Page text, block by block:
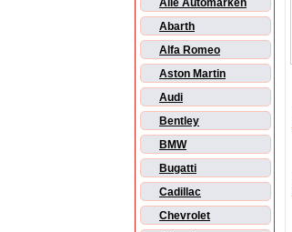
Alle Automarken
Abarth
Alfa Romeo
Aston Martin
Audi
Bentley
BMW
Bugatti
Cadillac
Chevrolet